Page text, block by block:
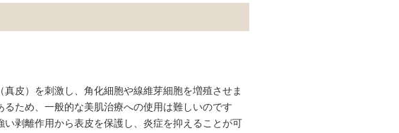
皮）を刺激し、角化細胞や線維芽細胞を増殖させま
ため、一般的な美肌治療への使用は難しいのです
剥離作用から表皮を保護し、炎症を抑えることが可